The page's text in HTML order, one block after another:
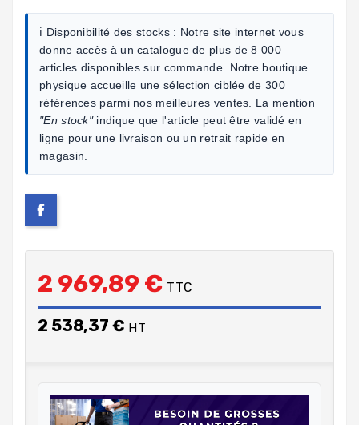
ℹ️ Disponibilité des stocks : Notre site internet vous
donne accès à un catalogue de plus de 8 000
articles disponibles sur commande. Notre boutique
physique accueille une sélection ciblée de 300
références parmi nos meilleures ventes. La mention
"En stock"indique que l'article peut être validé en
ligne pour une livraison ou un retrait rapide en
magasin.
2 969,89 € TTC
2 538,37 € HT